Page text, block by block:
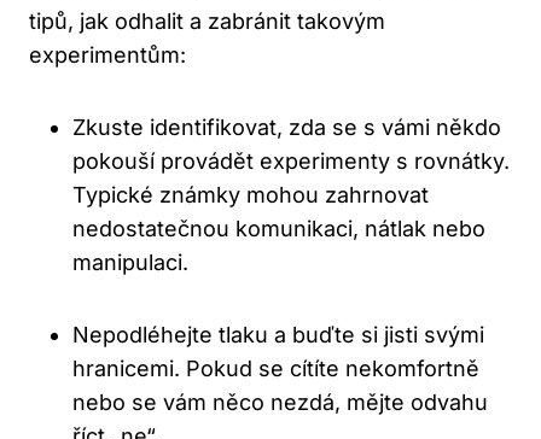
tipů, jak odhalit a zabránit takovým
experimentům:
Zkuste identifikovat, zda se s vámi někdo
pokouší provádět experimenty s rovnátky.
Typické známky mohou zahrnovat
nedostatečnou komunikaci, nátlak nebo
manipulaci.
Nepodléhejte tlaku a buďte si jisti svými
hranicemi. Pokud se cítíte nekomfortně
nebo se vám něco nezdá, mějte odvahu